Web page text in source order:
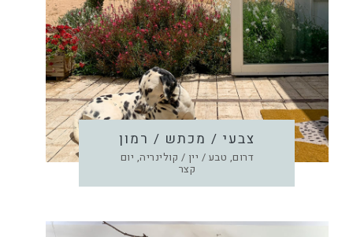
צבעי / מכתש / רמון
דרום, טבע / יין / קולינריה, יום
קצר